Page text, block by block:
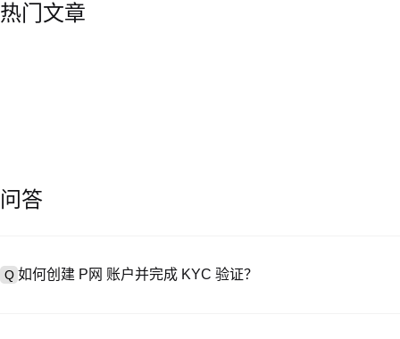
热门文章
问答
Q 如何创建 P网 账户并完成 KYC 验证？